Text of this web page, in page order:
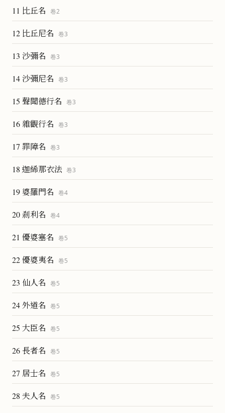
11 比丘名 卷2
12 比丘尼名 卷3
13 沙彌名 卷3
14 沙彌尼名 卷3
15 聲聞德行名 卷3
16 雜觀行名 卷3
17 罪障名 卷3
18 迦絺那衣法 卷3
19 婆羅門名 卷4
20 剎利名 卷4
21 優婆塞名 卷5
22 優婆夷名 卷5
23 仙人名 卷5
24 外道名 卷5
25 大臣名 卷5
26 長者名 卷5
27 居士名 卷5
28 夫人名 卷5